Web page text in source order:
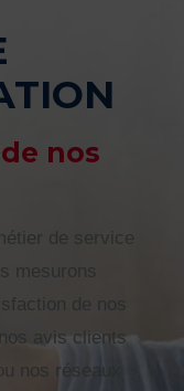
nos
de service
mesurons
de nos
avis clients
nos réseaux